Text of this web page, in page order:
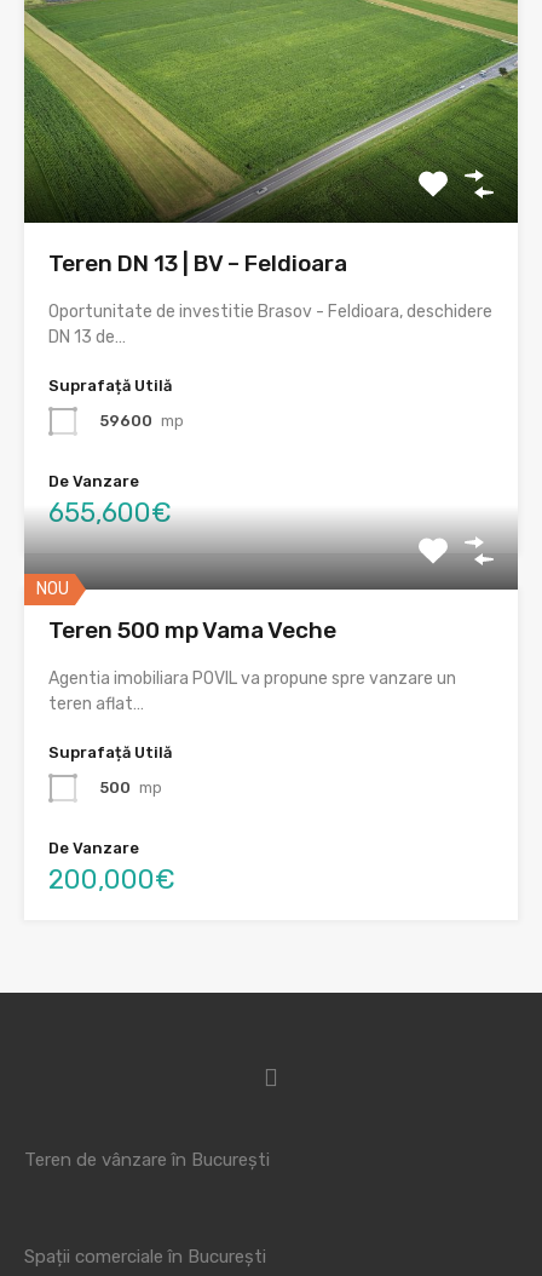
Teren DN 13 | BV – Feldioara
Oportunitate de investitie Brasov - Feldioara, deschidere
DN 13 de…
Suprafață Utilă
59600 mp
De Vanzare
655,600€
NOU
Teren 500 mp Vama Veche
Agentia imobiliara POVIL va propune spre vanzare un
teren aflat…
Suprafață Utilă
500 mp
De Vanzare
200,000€
Teren de vânzare în București
Spații comerciale în București